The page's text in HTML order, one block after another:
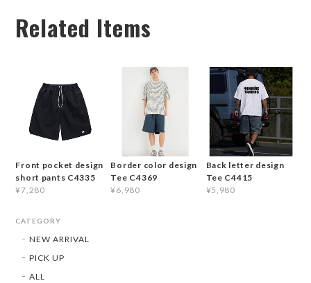
Related Items
Front pocket design
short pants C4335
¥7,280
Border color design
Tee C4369
¥6,980
Back letter design
Tee C4415
¥5,980
CATEGORY
NEW ARRIVAL
PICK UP
ALL